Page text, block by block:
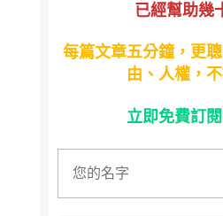
已經幫助幾
每篇文章五分鐘，更
由、人權，
立即免費訂